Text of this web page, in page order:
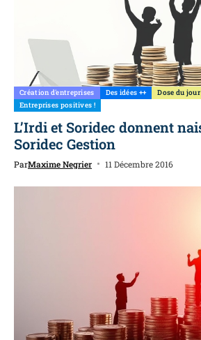
Création d'entreprises Des idées ++ Dose du jour
Entreprises positives !
L’Irdi et Soridec donnent
Soridec Gestion
ParMaxime Negrier 11 Décembre 2016